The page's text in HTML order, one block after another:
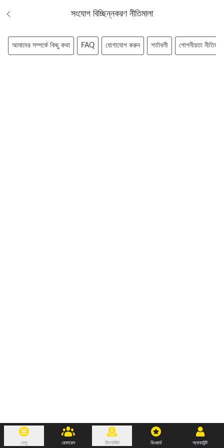
সংযোগ বিচ্ছিন্নকরণ নীতিমালা
আমাদের সম্পর্কে কিছু কথা FAQ যোগাযোগ করুন শর্তাবলী গোপনীয়তা নীতিমালা
মেনু রেফারেল ডিপোজিট রিওয়ার্ড অ্যাকাউন্ট